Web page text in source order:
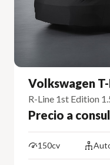
Volkswagen
R-Line 1st Edition
Precio a
150cv